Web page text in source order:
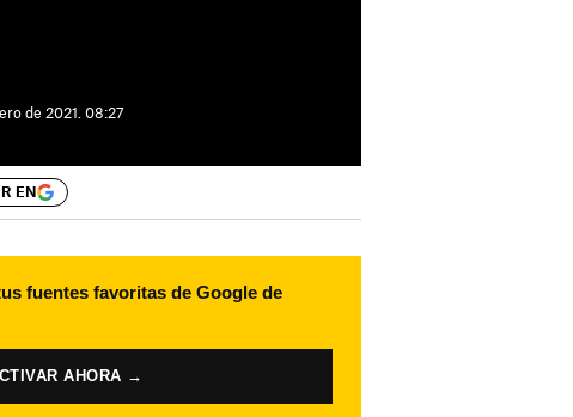
de 2021. 08:27
EN
fuentes favoritas de Google de
AHORA →